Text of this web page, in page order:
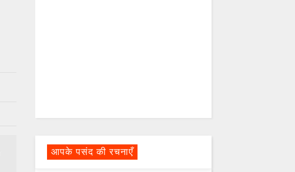
आपके पसंद की रचनाएँ